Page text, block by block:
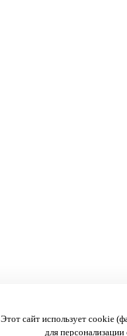
Этот сайт использует cookie
для персонализации